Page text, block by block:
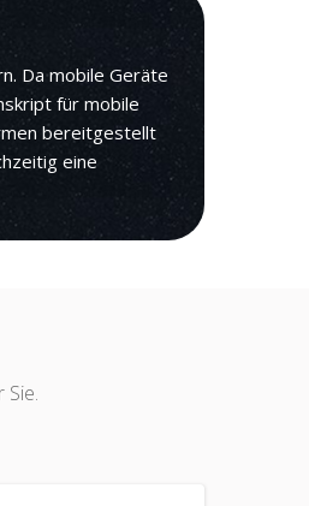
Da mobile Geräte
für mobile
bereitgestellt
eine
Sie.